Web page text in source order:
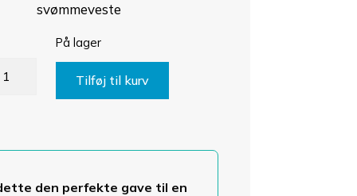
svømmeveste
På lager
Tilføj til kurv
den perfekte gave til en